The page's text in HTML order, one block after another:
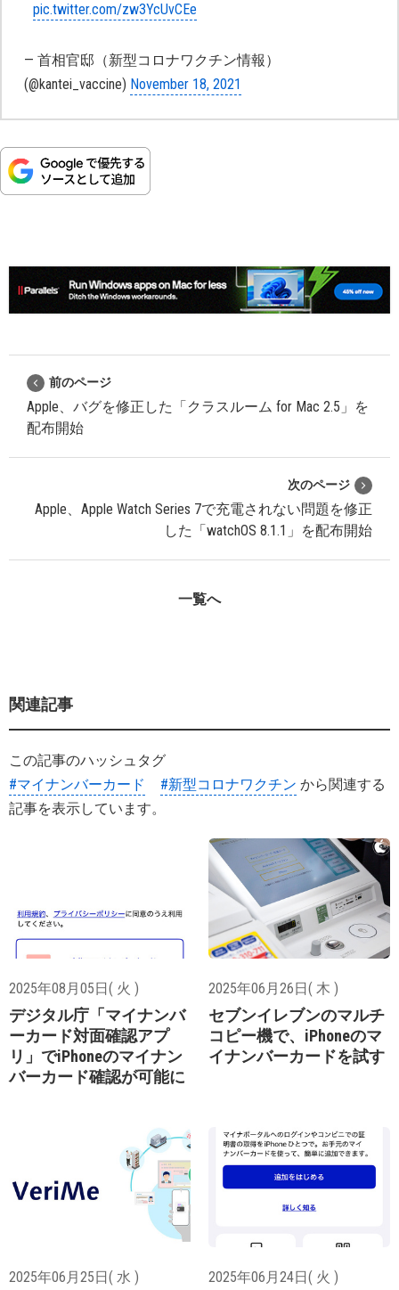
pic.twitter.com/zw3YcUvCEe
— 首相官邸（新型コロナワクチン情報）
(@kantei_vaccine) November 18, 2021
前のページ
Apple、バグを修正した「クラスルーム for Mac 2.5」を
配布開始
次のページ
Apple、Apple Watch Series 7で充電されない問題を修正
した「watchOS 8.1.1」を配布開始
一覧へ
関連記事
この記事のハッシュタグ
#マイナンバーカード
#新型コロナワクチン から関連する
記事を表示しています。
2025年08月05日( 火 )
デジタル庁「マイナンバ
ーカード対面確認アプ
リ」でiPhoneのマイナン
バーカード確認が可能に
2025年06月26日( 木 )
セブンイレブンのマルチ
コピー機で、iPhoneのマ
イナンバーカードを試す
2025年06月25日( 水 ) 2025年06月24日( 火 )